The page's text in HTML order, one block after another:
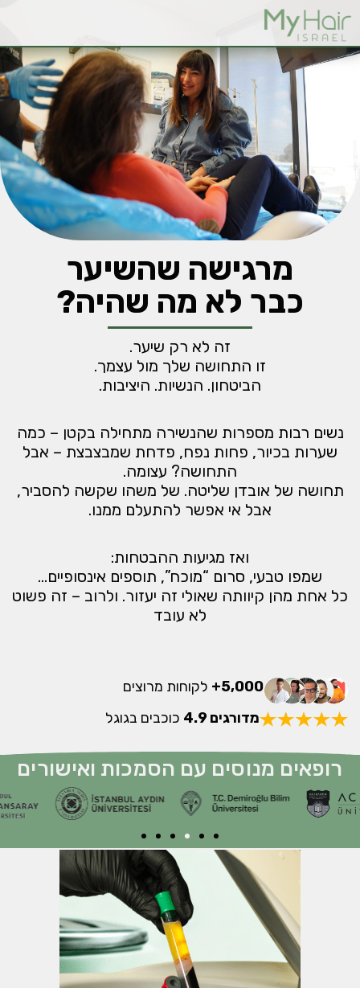
מרגישה שהשיער
כבר לא מה שהיה?
זה לא רק שיער.
זו התחושה שלך מול עצמך.
הביטחון. הנשיות. היציבות.
נשים רבות מספרות שהנשירה מתחילה בקטן – כמה
שערות בכיור, פחות נפח, פדחת שמבצבצת – אבל
התחושה? עצומה.
תחושה של אובדן שליטה. של משהו שקשה להסביר,
אבל אי אפשר להתעלם ממנו.
ואז מגיעות ההבטחות:
שמפו טבעי, סרום “מוכח”, תוספים אינסופיים…
כל אחת מהן קיוותה שאולי זה יעזור. ולרוב – זה פשוט
לא עובד
5,000+
לקוחות מרוצים
מדורגים 4.9
כוכבים בגוגל
רופאים מנוסים עם הסמכות ואישורים